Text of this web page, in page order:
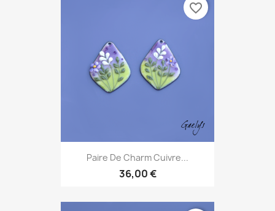
Paire De Charm Cuivre...
36,00 €
favorite_border